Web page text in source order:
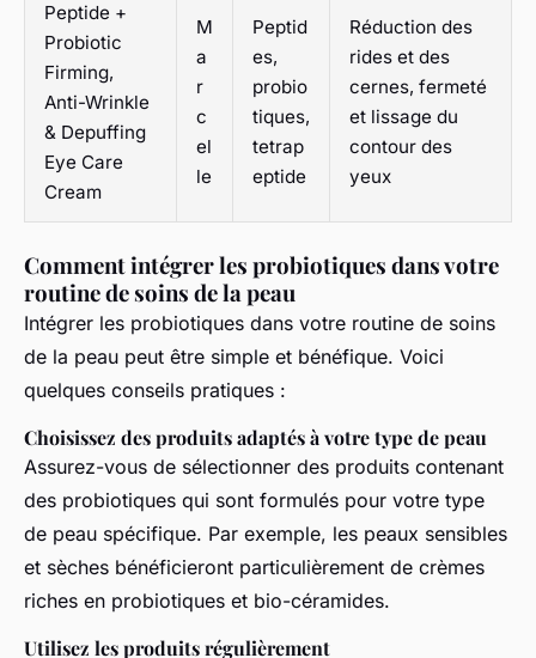
Peptide +
Probiotic
Firming,
Anti-Wrinkle
& Depuffing
Eye Care
Cream
M
a
r
c
el
le
Peptid
es,
probio
tiques,
tetrap
eptide
Réduction des
rides et des
cernes, fermeté
et lissage du
contour des
yeux
Comment intégrer les probiotiques dans votre
routine de soins de la peau
Intégrer les probiotiques dans votre routine de soins
de la peau peut être simple et bénéfique. Voici
quelques conseils pratiques :
Choisissez des produits adaptés à votre type de peau
Assurez-vous de sélectionner des produits contenant
des probiotiques qui sont formulés pour votre type
de peau spécifique. Par exemple, les peaux sensibles
et sèches bénéficieront particulièrement de crèmes
riches en probiotiques et bio-céramides.
Utilisez les produits régulièrement